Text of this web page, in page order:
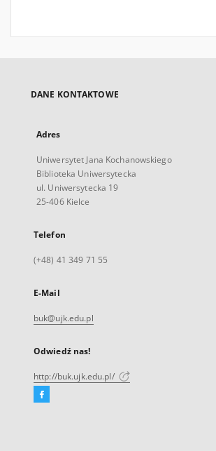
DANE KONTAKTOWE
Adres
Uniwersytet Jana Kochanowskiego
Biblioteka Uniwersytecka
ul. Uniwersytecka 19
25-406 Kielce
Telefon
(+48) 41 349 71 55
E-Mail
buk@ujk.edu.pl
Odwiedź nas!
http://buk.ujk.edu.pl/
Facebook